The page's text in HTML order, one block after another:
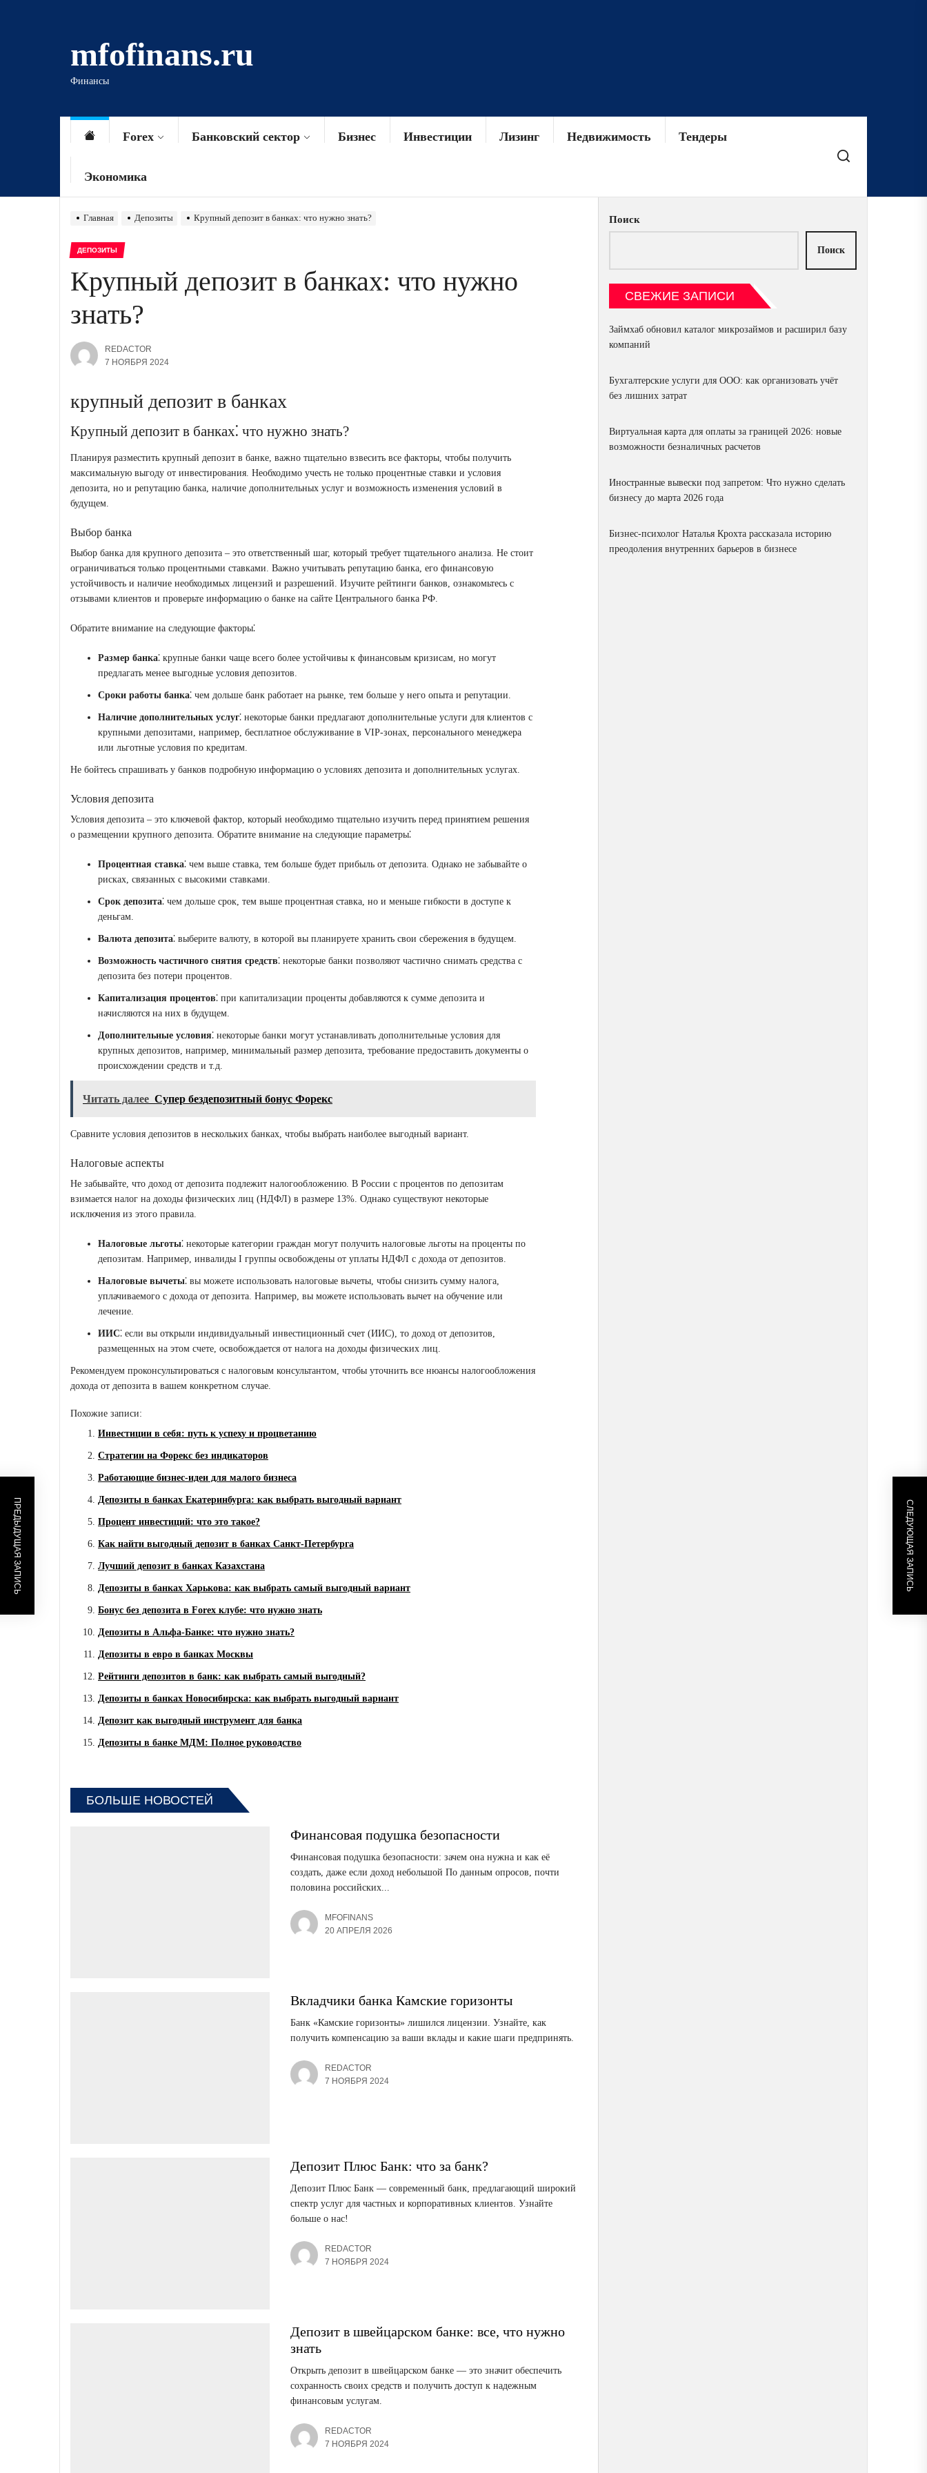
mfofinans.ru
Финансы
Forex Банковский сектор Бизнес Инвестиции Лизинг Недвижимость Тендеры
Экономика
Главная Депозиты Крупный депозит в банках: что нужно знать?
ДЕПОЗИТЫ
Крупный депозит в банках: что нужно
знать?
REDACTOR
7 НОЯБРЯ 2024
крупный депозит в банках
Крупный депозит в банках⁚ что нужно знать?
Планируя разместить крупный депозит в банке, важно тщательно взвесить все факторы, чтобы получить
максимальную выгоду от инвестирования. Необходимо учесть не только процентные ставки и условия
депозита, но и репутацию банка, наличие дополнительных услуг и возможность изменения условий в
будущем.
Выбор банка
Выбор банка для крупного депозита – это ответственный шаг, который требует тщательного анализа. Не стоит
ограничиваться только процентными ставками. Важно учитывать репутацию банка, его финансовую
устойчивость и наличие необходимых лицензий и разрешений. Изучите рейтинги банков, ознакомьтесь с
отзывами клиентов и проверьте информацию о банке на сайте Центрального банка РФ.
Обратите внимание на следующие факторы⁚
Размер банка⁚ крупные банки чаще всего более устойчивы к финансовым кризисам, но могут
предлагать менее выгодные условия депозитов.
Сроки работы банка⁚ чем дольше банк работает на рынке, тем больше у него опыта и репутации.
Наличие дополнительных услуг⁚ некоторые банки предлагают дополнительные услуги для клиентов с
крупными депозитами, например, бесплатное обслуживание в VIP-зонах, персонального менеджера
или льготные условия по кредитам.
Не бойтесь спрашивать у банков подробную информацию о условиях депозита и дополнительных услугах.
Условия депозита
Условия депозита – это ключевой фактор, который необходимо тщательно изучить перед принятием решения
о размещении крупного депозита. Обратите внимание на следующие параметры⁚
Процентная ставка⁚ чем выше ставка, тем больше будет прибыль от депозита. Однако не забывайте о
рисках, связанных с высокими ставками.
Срок депозита⁚ чем дольше срок, тем выше процентная ставка, но и меньше гибкости в доступе к
деньгам.
Валюта депозита⁚ выберите валюту, в которой вы планируете хранить свои сбережения в будущем.
Возможность частичного снятия средств⁚ некоторые банки позволяют частично снимать средства с
депозита без потери процентов.
Капитализация процентов⁚ при капитализации проценты добавляются к сумме депозита и
начисляются на них в будущем.
Дополнительные условия⁚ некоторые банки могут устанавливать дополнительные условия для
крупных депозитов, например, минимальный размер депозита, требование предоставить документы о
происхождении средств и т.д.
Читать далее Супер бездепозитный бонус Форекс
Сравните условия депозитов в нескольких банках, чтобы выбрать наиболее выгодный вариант.
Налоговые аспекты
Не забывайте, что доход от депозита подлежит налогообложению. В России с процентов по депозитам
взимается налог на доходы физических лиц (НДФЛ) в размере 13%. Однако существуют некоторые
исключения из этого правила.
Налоговые льготы⁚ некоторые категории граждан могут получить налоговые льготы на проценты по
депозитам. Например, инвалиды I группы освобождены от уплаты НДФЛ с дохода от депозитов.
Налоговые вычеты⁚ вы можете использовать налоговые вычеты, чтобы снизить сумму налога,
уплачиваемого с дохода от депозита. Например, вы можете использовать вычет на обучение или
лечение.
ИИС⁚ если вы открыли индивидуальный инвестиционный счет (ИИС), то доход от депозитов,
размещенных на этом счете, освобождается от налога на доходы физических лиц.
Рекомендуем проконсультироваться с налоговым консультантом, чтобы уточнить все нюансы налогообложения
дохода от депозита в вашем конкретном случае.
Похожие записи:
Инвестиции в себя: путь к успеху и процветанию
Стратегии на Форекс без индикаторов
Работающие бизнес-идеи для малого бизнеса
Депозиты в банках Екатеринбурга: как выбрать выгодный вариант
Процент инвестиций: что это такое?
Как найти выгодный депозит в банках Санкт-Петербурга
Лучший депозит в банках Казахстана
Депозиты в банках Харькова: как выбрать самый выгодный вариант
Бонус без депозита в Forex клубе: что нужно знать
Депозиты в Альфа-Банке: что нужно знать?
Депозиты в евро в банках Москвы
Рейтинги депозитов в банк: как выбрать самый выгодный?
Депозиты в банках Новосибирска: как выбрать выгодный вариант
Депозит как выгодный инструмент для банка
Депозиты в банке МДМ: Полное руководство
ПРЕДЫДУЩАЯ ЗАПИСЬ СЛЕДУЮЩАЯ ЗАПИСЬ
БОЛЬШЕ НОВОСТЕЙ
Финансовая подушка безопасности
Финансовая подушка безопасности: зачем она нужна и как её
создать, даже если доход небольшой По данным опросов, почти
половина российских...
MFOFINANS
20 АПРЕЛЯ 2026
Вкладчики банка Камские горизонты
Банк «Камские горизонты» лишился лицензии. Узнайте, как
получить компенсацию за ваши вклады и какие шаги предпринять.
REDACTOR
7 НОЯБРЯ 2024
Депозит Плюс Банк: что за банк?
Депозит Плюс Банк — современный банк, предлагающий широкий
спектр услуг для частных и корпоративных клиентов. Узнайте
больше о нас!
REDACTOR
7 НОЯБРЯ 2024
Депозит в швейцарском банке: все, что нужно
знать
Открыть депозит в швейцарском банке — это значит обеспечить
сохранность своих средств и получить доступ к надежным
финансовым услугам.
REDACTOR
7 НОЯБРЯ 2024
Поиск
Поиск
СВЕЖИЕ ЗАПИСИ
Займхаб обновил каталог микрозаймов и расширил базу
компаний
Бухгалтерские услуги для ООО: как организовать учёт
без лишних затрат
Виртуальная карта для оплаты за границей 2026: новые
возможности безналичных расчетов
Иностранные вывески под запретом: Что нужно сделать
бизнесу до марта 2026 года
Бизнес-психолог Наталья Крохта рассказала историю
преодоления внутренних барьеров в бизнесе